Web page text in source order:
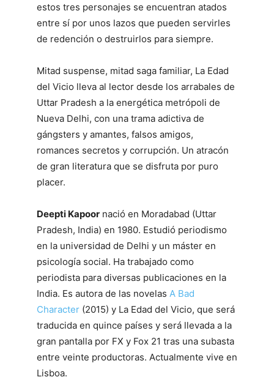
estos tres personajes se encuentran atados
entre sí por unos lazos que pueden servirles
de redención o destruirlos para siempre.
Mitad suspense, mitad saga familiar, La Edad
del Vicio lleva al lector desde los arrabales de
Uttar Pradesh a la energética metrópoli de
Nueva Delhi, con una trama adictiva de
gángsters y amantes, falsos amigos,
romances secretos y corrupción. Un atracón
de gran literatura que se disfruta por puro
placer.
Deepti Kapoor nació en Moradabad (Uttar
Pradesh, India) en 1980. Estudió periodismo
en la universidad de Delhi y un máster en
psicología social. Ha trabajado como
periodista para diversas publicaciones en la
India. Es autora de las novelas A Bad
Character (2015) y La Edad del Vicio, que será
traducida en quince países y será llevada a la
gran pantalla por FX y Fox 21 tras una subasta
entre veinte productoras. Actualmente vive en
Lisboa.